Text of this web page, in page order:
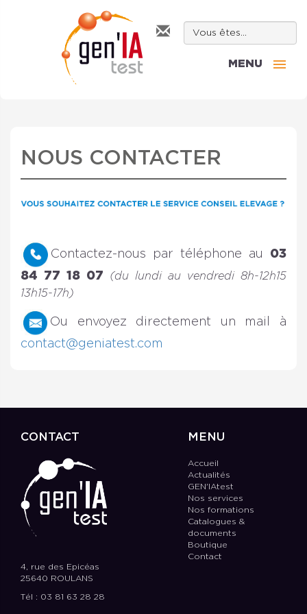
MENU
NOUS CONTACTER
Contactez-nous par téléphone au 03
84 77 18 07
(du lundi au vendredi 8h-12h15
13h15-17h)
Ou envoyez directement un mail à
contact@geniatest.com
CONTACT
4, rue des Epicéas
25640 ROULANS
Tél : 03 81 63 28 28
MENU
Accueil
Actualités
GEN'IAtest
Nos services
Nos formations
Catalogues &
documents
Boutique
Contact